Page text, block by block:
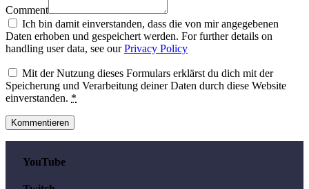
Comment
Ich bin damit einverstanden, dass die von mir angegebenen
Daten erhoben und gespeichert werden. For further details on
handling user data, see ourPrivacy Policy
Mit der Nutzung dieses Formulars erklärst du dich mit der
Speicherung und Verarbeitung deiner Daten durch diese Website
einverstanden. *
YouTube